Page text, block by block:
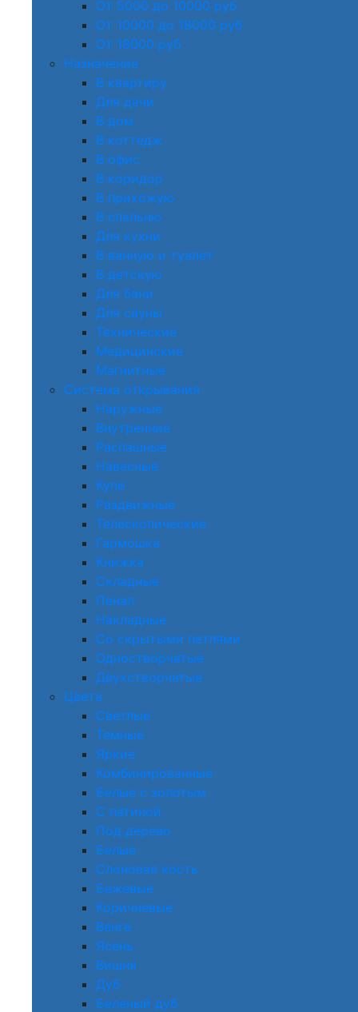
От 5000 до 10000 руб
От 10000 до 18000 руб
От 18000 руб
Назначение
В квартиру
Для дачи
В дом
В коттедж
В офис
В коридор
В прихожую
В спальню
Для кухни
В ванную и туалет
В детскую
Для бани
Для сауны
Технические
Медицинские
Магнитные
Система открывания
Наружные
Внутренние
Распашные
Навесные
Купе
Раздвижные
Телескопические
Гармошка
Книжка
Складные
Пенал
Накладные
Со скрытыми петлями
Одностворчатые
Двухстворчатые
Цвета
Светлые
Темные
Яркие
Комбинированные
Белые с золотым
С патиной
Под дерево
Белые
Слоновая кость
Бежевые
Коричневые
Венге
Ясень
Вишня
Дуб
Беленый дуб